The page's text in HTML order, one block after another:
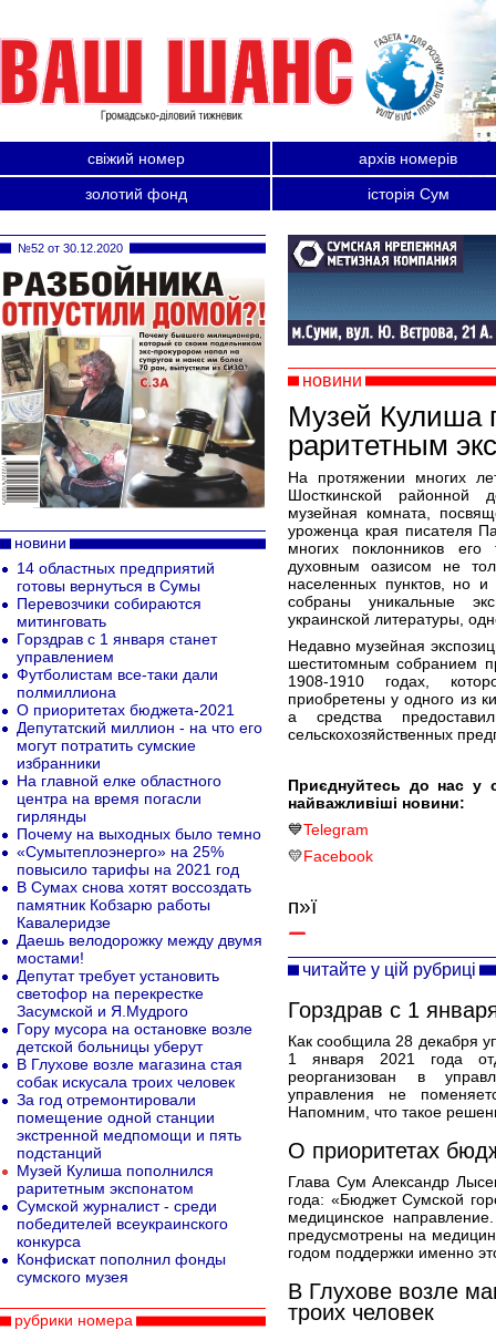
свіжий номер
архів номерів
золотий фонд
історія Сум
новини
Музей Кулиша
раритетным
На протяжении многих
Шосткинской районной
музейная комната,
уроженца края писателя
многих поклонников его
духовным оазисом не
населенных пунктов, но и
собраны уникальные
украинской литературы,
Недавно музейная
шеститомным собранием
1908-1910 годах,
приобретены у одного из
а средства
сельскохозяйственных
Приєднуйтесь до нас у
найважливіші новини:
💙Telegram
💛Facebook
п»ї
читайте у цій рубриці
Горздрав с 1
Как сообщила 28 декабря
1 января 2021 года
реорганизован в
управления не
Напомним, что такое
О приоритетах
Глава Сум Александр
года: «Бюджет Сумской
медицинское
предусмотрены на
годом поддержки именно
В Глухове возле
троих человек
№52 от 30.12.2020
новини
14 областных предприятий
готовы вернуться в Сумы
Перевозчики собираются
митинговать
Горздрав с 1 января станет
управлением
Футболистам все-таки дали
полмиллиона
О приоритетах бюджета-2021
Депутатский миллион - на что его
могут потратить сумские
избранники
На главной елке областного
центра на время погасли
гирлянды
Почему на выходных было темно
«Сумытеплоэнерго» на 25%
повысило тарифы на 2021 год
В Сумах снова хотят воссоздать
памятник Кобзарю работы
Кавалеридзе
Даешь велодорожку между двумя
мостами!
Депутат требует установить
светофор на перекрестке
Засумской и Я.Мудрого
Гору мусора на остановке возле
детской больницы уберут
В Глухове возле магазина стая
собак искусала троих человек
За год отремонтировали
помещение одной станции
экстренной медпомощи и пять
подстанций
Музей Кулиша пополнился
раритетным экспонатом
Сумской журналист - среди
победителей всеукраинского
конкурса
Конфискат пополнил фонды
сумского музея
рубрики номера